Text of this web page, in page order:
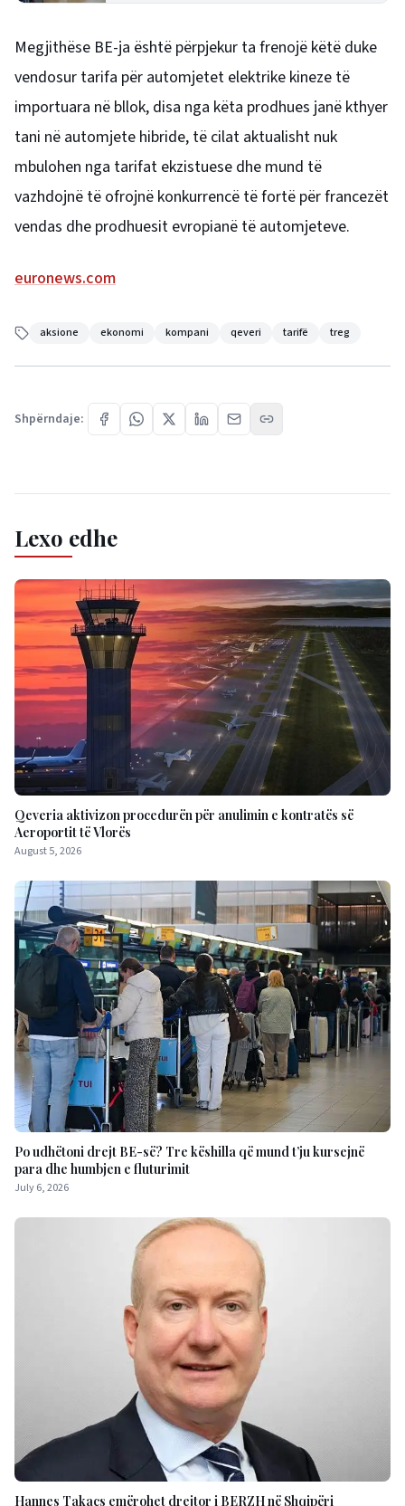
Megjithëse BE-ja është përpjekur ta frenojë këtë duke
vendosur tarifa për automjetet elektrike kineze të
importuara në bllok, disa nga këta prodhues janë kthyer
tani në automjete hibride, të cilat aktualisht nuk
mbulohen nga tarifat ekzistuese dhe mund të
vazhdojnë të ofrojnë konkurrencë të fortë për francezët
vendas dhe prodhuesit evropianë të automjeteve.
euronews.com
aksione ekonomi kompani qeveri tarifë treg
Shpërndaje:
Lexo edhe
Qeveria aktivizon procedurën për anulimin e kontratës së
Aeroportit të Vlorës
August 5, 2026
Po udhëtoni drejt BE-së? Tre këshilla që mund t’ju kursejnë
para dhe humbjen e fluturimit
July 6, 2026
Hannes Takacs emërohet drejtor i BERZH në Shqipëri